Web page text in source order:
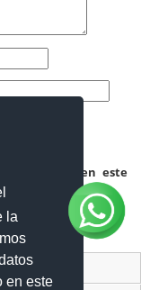
la
en este
y sitio web en este
comentario.